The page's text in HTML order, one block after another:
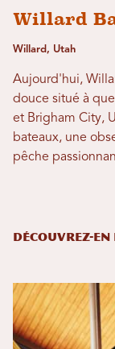
Willard
Willard, Utah
Aujourd'hui,
douce situé à
et Brigham City,
bateaux, une
pêche
DÉCOUVREZ-EN